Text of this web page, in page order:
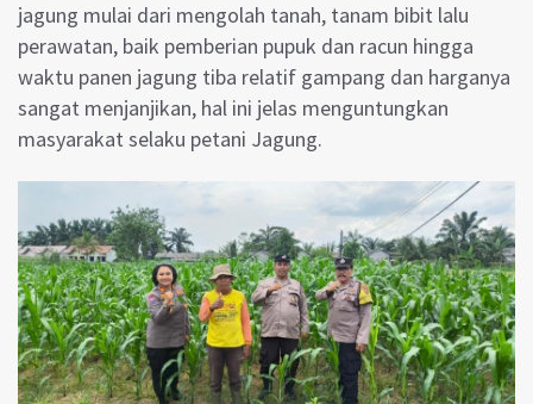
jagung mulai dari mengolah tanah, tanam bibit lalu
perawatan, baik pemberian pupuk dan racun hingga
waktu panen jagung tiba relatif gampang dan harganya
sangat menjanjikan, hal ini jelas menguntungkan
masyarakat selaku petani Jagung.